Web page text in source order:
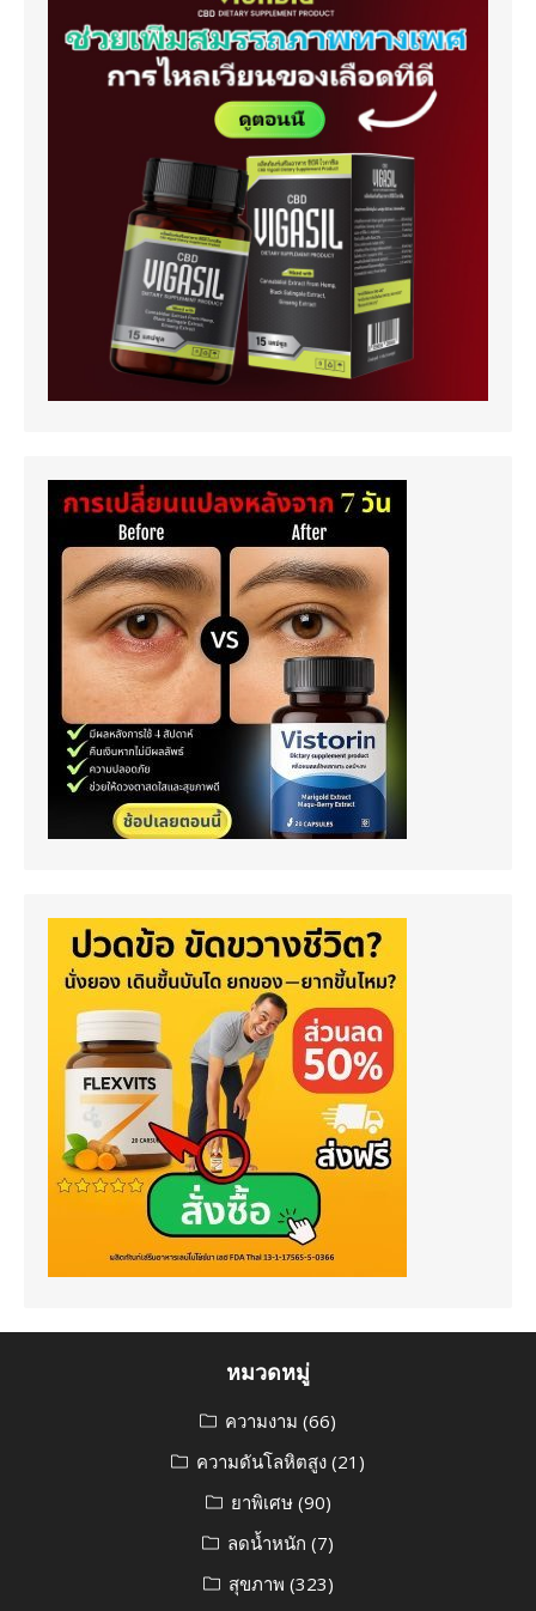
หมวดหมู่
ความงาม (66)
ความดันโลหิตสูง (21)
ยาพิเศษ(90)
ลดน้ำหนัก (7)
สุขภาพ (323)